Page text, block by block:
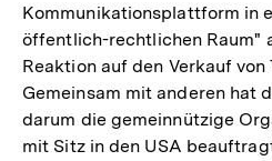
Kommunikationsplattform in
öffentlich-rechtlichen Raum"
Reaktion auf den Verkauf
Gemeinsam mit anderen hat
darum die gemeinnützige
mit Sitz in den USA